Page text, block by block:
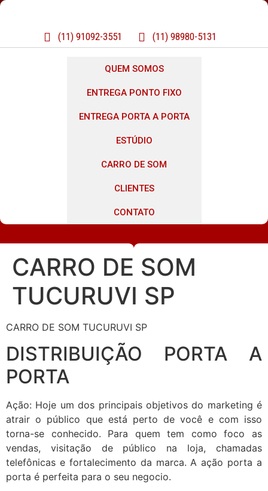
(11) 91092-3551 (11) 98980-5131
QUEM SOMOS
ENTREGA PONTO FIXO
ENTREGA PORTA A PORTA
ESTÚDIO
CARRO DE SOM
CLIENTES
CONTATO
CARRO DE SOM
TUCURUVI SP
CARRO DE SOM TUCURUVI SP
DISTRIBUIÇÃO PORTA A
PORTA
Ação: Hoje um dos principais objetivos do marketing é
atrair o público que está perto de você e com isso
torna-se conhecido. Para quem tem como foco as
vendas, visitação de público na loja, chamadas
telefônicas e fortalecimento da marca. A ação porta a
porta é perfeita para o seu negocio.